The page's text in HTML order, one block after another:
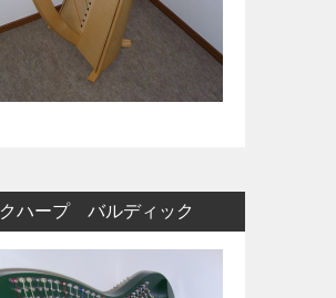
ハープ バルディック